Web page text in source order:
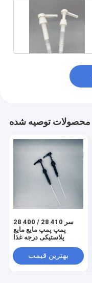
محصولات توصیه شده
28 400 / 28 410 سر
پمپ پمپ مایع مایع
پلاستیکی درجه غذا
بهترین قیمت